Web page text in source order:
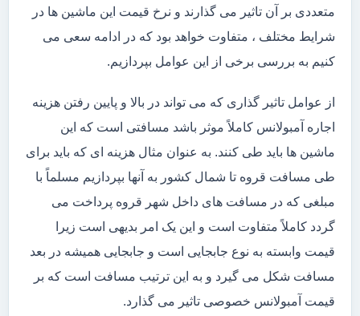
متعددی بر آن تاثیر می گذارند و نرخ قیمت این ماشین ها در
شرایط مختلف ، متفاوت خواهد بود که در ادامه سعی می
کنیم به بررسی برخی از این عوامل بپردازیم.
از عوامل تاثیر گذاری که می تواند در بالا و پایین رفتن هزینه
اجاره آمبولانس کاملاً موثر باشد مسافتی است که این
ماشین ها باید طی کنند. به عنوان مثال هزینه ای که باید برای
طی مسافت قروه تا شمال کشور به آنها بپردازیم مسلماً با
مبلغی که در مسافت های داخل شهر قروه پرداخت می
گردد کاملاً متفاوت است و این یک امر بدیهی است زیرا
قیمت وابسته به نوع جابجایی است و جابجایی همیشه در بعد
مسافت شکل می گیرد و به این ترتیب مسافت است که بر
قیمت آمبولانس خصوصی تاثیر می گذارد.